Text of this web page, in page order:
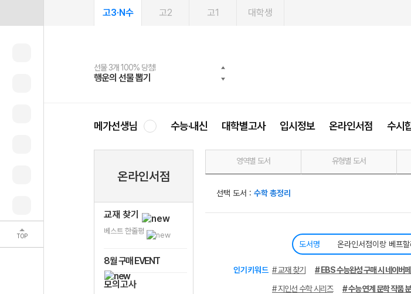
TOP
고3·N수 고2 고1 대학생
선물 3개 100% 당첨!
행운의 선물 뽑기
선물 100% 증정!
메가스터디 X 올리브
여름방학 스터디 캐시백
메가런 썸머스쿨
2027 러셀 단과
강사 공개선발
스마트러닝앱
설문 EVENT
메가패스
3일 무료 체험권
메가패스 수강생 무료혜택!
메가클럽 멤버십
사회공헌 캠페인
희망이룸 메가나눔
메가선생님 수능·내신 대학별고사 입시정보 온라인서점 수시
온라인서점
교재 찾기
베스트 한줄평
8월 구매 EVENT
모의고사
영역별 도서 유형별 도서
선택 도서 : 수학 총정리
도서명
인기키워드 # 교재 찾기 # EBS 수능완성 구매 시 네이버
# 지인선 수학 시리즈
# 수능 연계 문학 작품